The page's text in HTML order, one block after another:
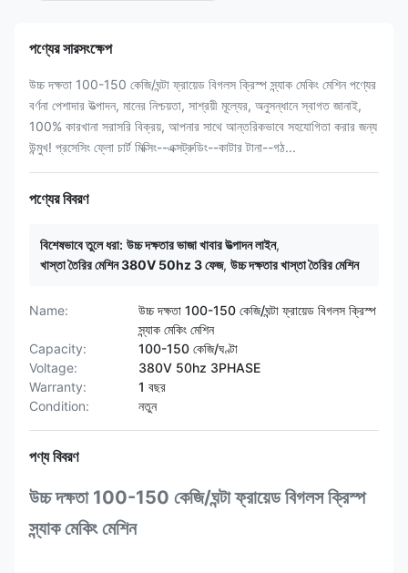
পণ্যের সারসংক্ষেপ
উচ্চ দক্ষতা 100-150 কেজি/ঘন্টা ফ্রায়েড বিগলস ক্রিস্প স্ন্যাক মেকিং মেশিন পণ্যের
বর্ণনা পেশাদার উত্পাদন, মানের নিশ্চয়তা, সাশ্রয়ী মূল্যের, অনুসন্ধানে স্বাগত জানাই,
100% কারখানা সরাসরি বিক্রয়, আপনার সাথে আন্তরিকভাবে সহযোগিতা করার জন্য
উন্মুখ! প্রসেসিং ফ্লো চার্ট মিক্সিং--এক্সট্রুডিং--কাটার টানা--গঠ...
পণ্যের বিবরণ
বিশেষভাবে তুলে ধরা: উচ্চ দক্ষতার ভাজা খাবার উত্পাদন লাইন,
খাস্তা তৈরির মেশিন 380V 50hz 3 ফেজ, উচ্চ দক্ষতার খাস্তা তৈরির মেশিন
Name:
উচ্চ দক্ষতা 100-150 কেজি/ঘন্টা ফ্রায়েড বিগলস ক্রিস্প
স্ন্যাক মেকিং মেশিন
Capacity:
100-150 কেজি/ঘণ্টা
Voltage:
380V 50hz 3PHASE
Warranty:
1 বছর
Condition:
নতুন
পণ্য বিবরণ
উচ্চ দক্ষতা 100-150 কেজি/ঘন্টা ফ্রায়েড বিগলস ক্রিস্প
স্ন্যাক মেকিং মেশিন